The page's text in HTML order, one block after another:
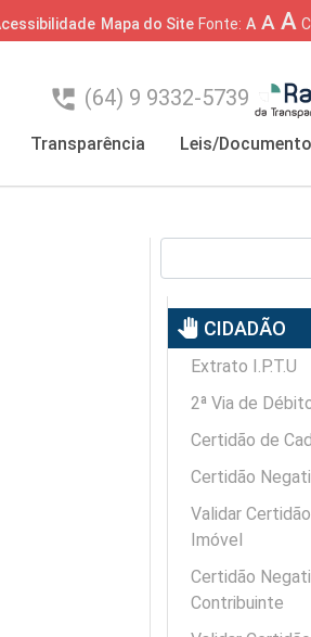
Mapa do Site Fonte: A A A
perm_phone_msg (64) 9 9332-5739
Transparência Leis/
pan_tool CIDADÃO
Extrato I.P.T.U
2ª Via de
Certidão de
Certidão
Validar
Imóvel
Certidão
Contribuinte